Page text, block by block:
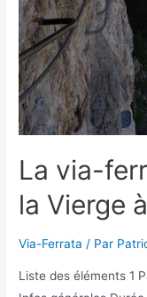
La via-
la Vierge
Via-Ferrata / Par
Liste des éléments 1